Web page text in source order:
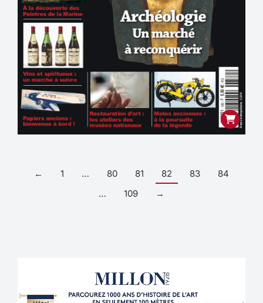
← 1 … 80 81 82 83
84
…
109 →